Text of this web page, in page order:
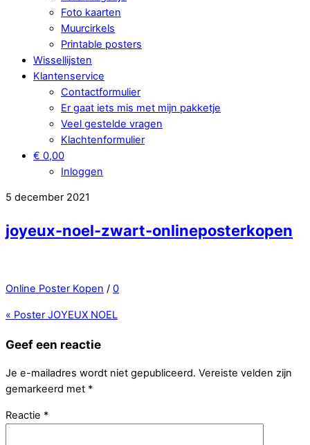
Foto kaarten
Muurcirkels
Printable posters
Wissellijsten
Klantenservice
Contactformulier
Er gaat iets mis met mijn pakketje
Veel gestelde vragen
Klachtenformulier
€ 0,00
Inloggen
5 december 2021
joyeux-noel-zwart-onlineposterkopen
Online Poster Kopen / 0
« Poster JOYEUX NOEL
Geef een reactie
Je e-mailadres wordt niet gepubliceerd. Vereiste velden zijn
gemarkeerd met *
Reactie *